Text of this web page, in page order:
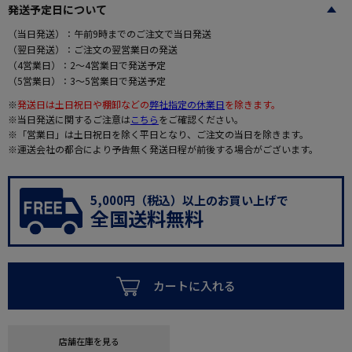
発送予定日について
（当日発送）：午前9時までのご注文で当日発送
（翌日発送）：ご注文の翌営業日の発送
（4営業日）：2～4営業日で発送予定
（5営業日）：3～5営業日で発送予定
※発送日は土日祝日や棚卸などの弊社指定の休業日を除きます。
※当日発送に関するご注意はこちらをご確認ください。
※「営業日」は土日祝日を除く平日となり、ご注文の当日を除きます。
※運送会社の都合により予告無く発送日程が前後する場合がございます。
5,000円（税込）以上のお買い上げで
全国送料無料
カートに入れる
店舗在庫を見る